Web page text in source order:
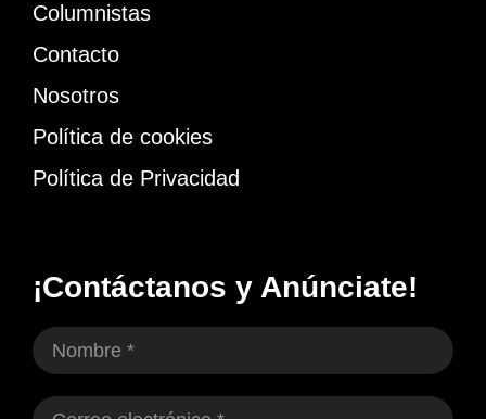
Columnistas
Contacto
Nosotros
Política de cookies
Política de Privacidad
¡Contáctanos y Anúnciate!